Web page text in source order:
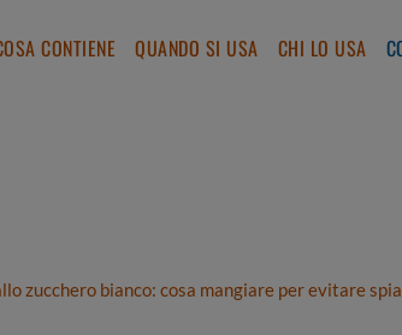
CONTIENE QUANDO SI USA CHI LO USA
zucchero bianco: cosa mangiare per evitare